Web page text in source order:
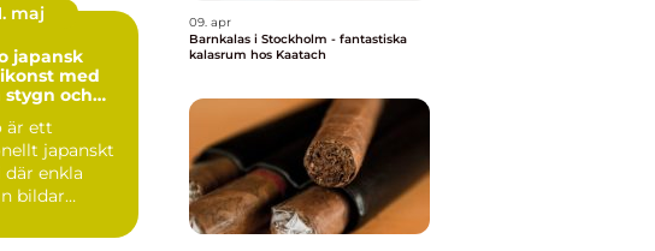
maj
med
och
är ett
japanskt
enkla
bildar
...
09. apr
Barnkalas i Stockholm - fantastiska
kalasrum hos Kaatach